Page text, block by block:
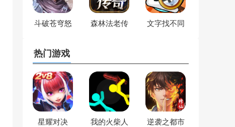
斗破苍穹怒
森林法老传
文字找不同
热门游戏
星耀对决
我的火柴人
逆袭之都市